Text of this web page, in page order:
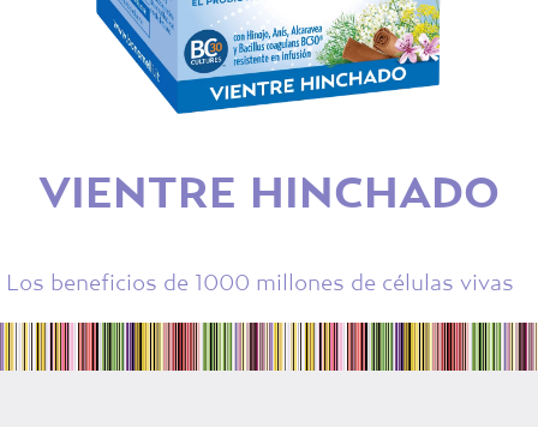
VIENTRE HINCHADO
Los beneficios de 1000 millones de células vivas